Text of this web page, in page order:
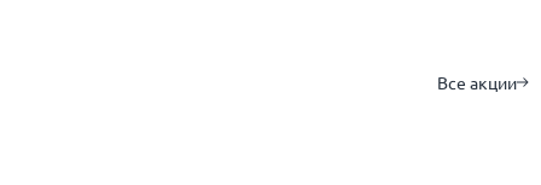
Все акции